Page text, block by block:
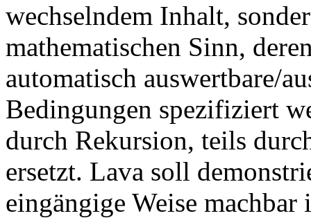
wechselndem Inhalt,
mathematischen Sinn,
automatisch auswertbare/
Bedingungen spezifiziert
durch Rekursion, teils
ersetzt. Lava soll
eingängige Weise